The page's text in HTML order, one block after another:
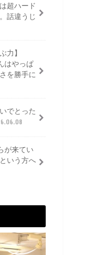
超ハード
話違うじ
力】
はやっぱ
を勝手に
でとった
が来てい
いう方へ